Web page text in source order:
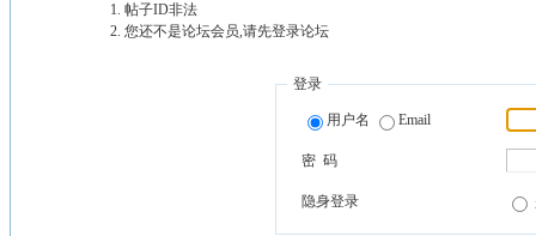
帖子ID非法
您还不是论坛会员,请先登录论坛
登录
用户名 Email
密 码
隐身登录